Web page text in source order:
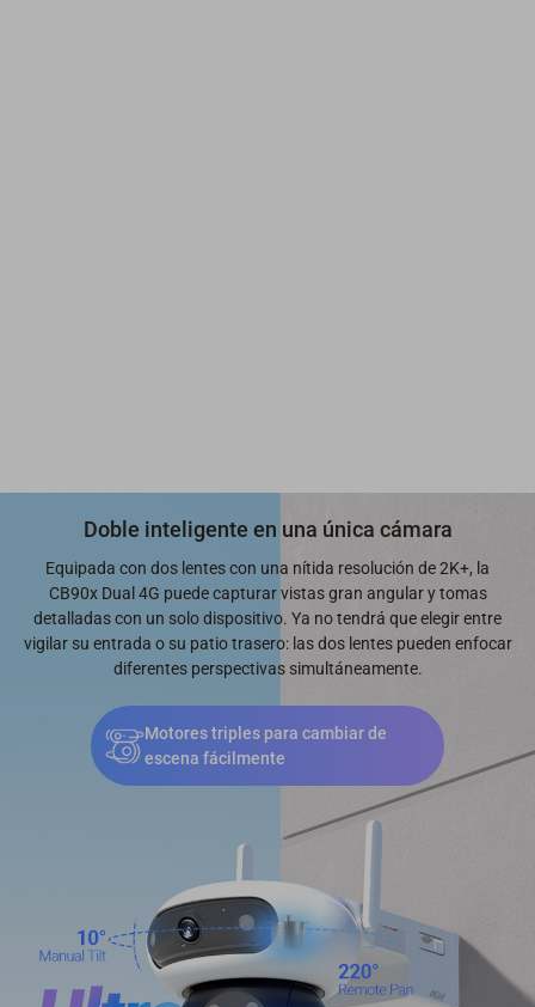
Doble inteligente en una única cámara
Equipada con dos lentes con una nítida resolución de 2K+, la
CB90x Dual 4G puede capturar vistas gran angular y tomas
detalladas con un solo dispositivo. Ya no tendrá que elegir entre
vigilar su entrada o su patio trasero: las dos lentes pueden enfocar
diferentes perspectivas simultáneamente.
Motores triples para cambiar de
escena fácilmente